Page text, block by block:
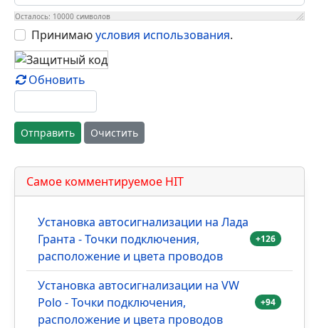
Осталось: 10000 символов
Принимаюусловия использования.
Обновить
Отправить Очистить
Самое комментируемое HIT
Установка автосигнализации на Лада
Гранта - Точки подключения,
расположение и цвета проводов
+126
Установка автосигнализации на VW
Polo - Точки подключения,
расположение и цвета проводов
+94